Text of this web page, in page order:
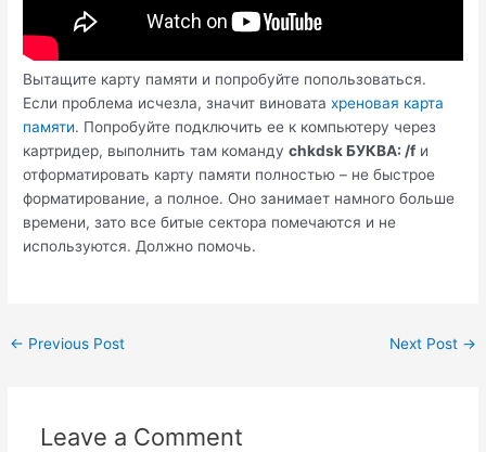
Вытащите карту памяти и попробуйте попользоваться.
Если проблема исчезла, значит виноватахреновая карта
памяти. Попробуйте подключить ее к компьютеру через
картридер, выполнить там командуchkdsk БУКВА: /f и
отформатировать карту памяти полностью – не быстрое
форматирование, а полное. Оно занимает намного больше
времени, зато все битые сектора помечаются и не
используются. Должно помочь.
Post
← Previous Post Next Post →
Leave a Comment